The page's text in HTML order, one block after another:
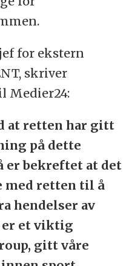
for ekstern
skriver
Medier24:
at retten har gitt
på dette
er bekreftet at det
med retten til å
hendelser av
er et viktig
gitt våre